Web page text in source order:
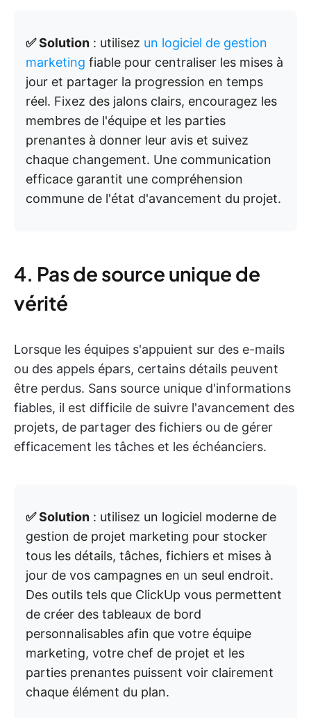
✅ Solution : utilisez un logiciel de gestion
marketing fiable pour centraliser les mises à
jour et partager la progression en temps
réel. Fixez des jalons clairs, encouragez les
membres de l'équipe et les parties
prenantes à donner leur avis et suivez
chaque changement. Une communication
efficace garantit une compréhension
commune de l'état d'avancement du projet.
4. Pas de source unique de
vérité
Lorsque les équipes s'appuient sur des e-mails
ou des appels épars, certains détails peuvent
être perdus. Sans source unique d'informations
fiables, il est difficile de suivre l'avancement des
projets, de partager des fichiers ou de gérer
efficacement les tâches et les échéanciers.
✅ Solution : utilisez un logiciel moderne de
gestion de projet marketing pour stocker
tous les détails, tâches, fichiers et mises à
jour de vos campagnes en un seul endroit.
Des outils tels que ClickUp vous permettent
de créer des tableaux de bord
personnalisables afin que votre équipe
marketing, votre chef de projet et les
parties prenantes puissent voir clairement
chaque élément du plan.